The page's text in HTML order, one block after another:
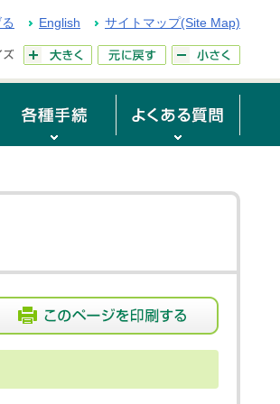
English サイトマップ(Site Map)